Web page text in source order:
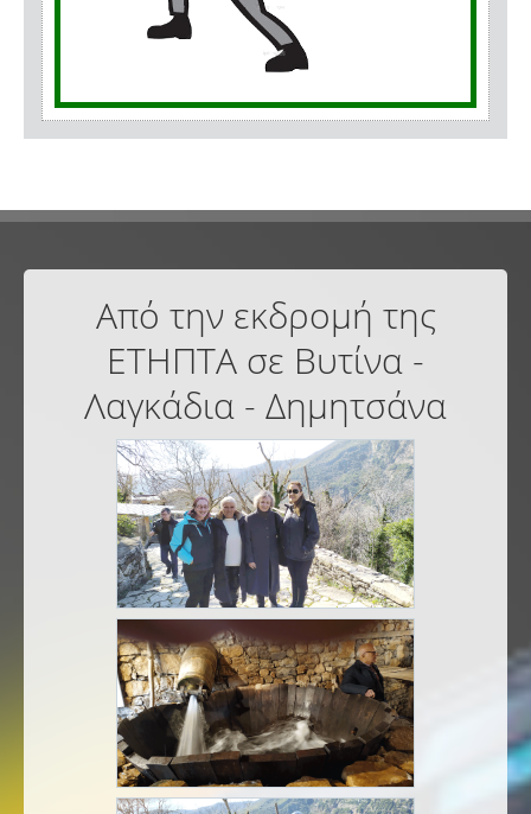
Από την εκδρομή της
ΕΤΗΠΤΑ σε Βυτίνα -
Λαγκάδια - Δημητσάνα